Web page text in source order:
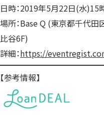
日時：2019年5月22日(水
場所：Base Q (東京都千代田
比谷6F)
詳細：https://
【参考情報】